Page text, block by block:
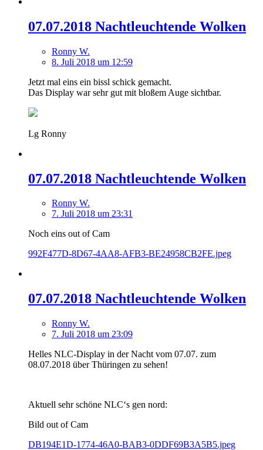
07.07.2018 Nachtleuchtende Wolken
Ronny W.
8. Juli 2018 um 12:59
Jetzt mal eins ein bissl schick gemacht.
Das Display war sehr gut mit bloßem Auge sichtbar.
Lg Ronny
07.07.2018 Nachtleuchtende Wolken
Ronny W.
7. Juli 2018 um 23:31
Noch eins out of Cam
992F477D-8D67-4AA8-AFB3-BE24958CB2FE.jpeg
07.07.2018 Nachtleuchtende Wolken
Ronny W.
7. Juli 2018 um 23:09
Helles NLC-Display in der Nacht vom 07.07. zum
08.07.2018 über Thüringen zu sehen!
Aktuell sehr schöne NLC‘s gen nord:
Bild out of Cam
DB194E1D-1774-46A0-BAB3-0DDF69B3A5B5.jpeg